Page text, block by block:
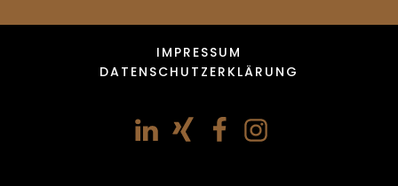
IMPRESSUM
DATENSCHUTZERKLÄRUNG